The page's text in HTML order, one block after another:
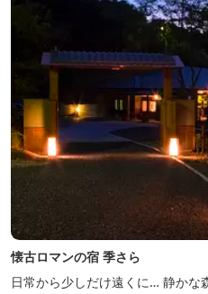
懐古ロマンの宿 季さら
日常から少しだけ遠くに… 静かな